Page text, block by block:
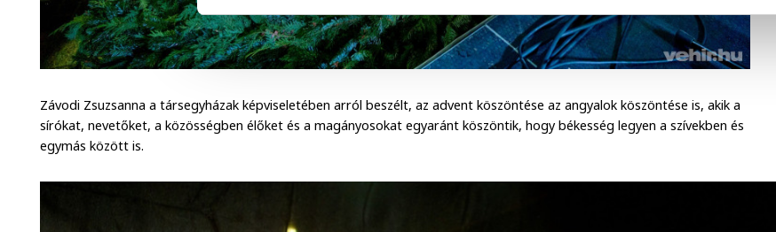
Závodi Zsuzsanna a társegyházak képviseletében arról beszélt, az advent köszöntése az angyalok köszöntése is, akik a
sírókat, nevetőket, a közösségben élőket és a magányosokat egyaránt köszöntik, hogy békesség legyen a szívekben és
egymás között is.